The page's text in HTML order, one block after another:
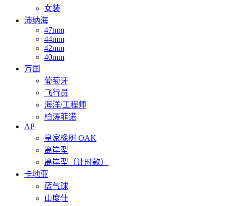
女装
沛纳海
47mm
44mm
42mm
40mm
万国
葡萄牙
飞行员
海洋/工程师
柏涛菲诺
AP
皇家橡树 OAK
离岸型
离岸型（计时款）
卡地亚
蓝气球
山度仕